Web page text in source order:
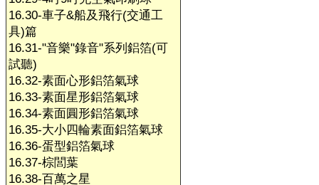
16.30-車子&船及飛行(交通工
具)篇
16.31-"音樂"錄音"系列鋁箔(可
試聽)
16.32-素面心形鋁箔氣球
16.33-素面星形鋁箔氣球
16.34-素面圓形鋁箔氣球
16.35-大小四輪素面鋁箔氣球
16.36-蛋型鋁箔氣球
16.37-棕閭葉
16.38-百萬之星